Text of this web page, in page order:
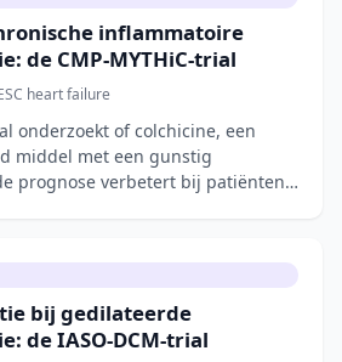
inflammatoire
de CMP-MYTHiC-trial
heart failure
onderzoekt of colchicine, een
middel met een gunstig
prognose verbetert bij patiënten
bij gedilateerde
de IASO-DCM-trial